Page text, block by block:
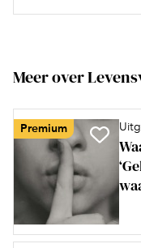
Meer over
Premium